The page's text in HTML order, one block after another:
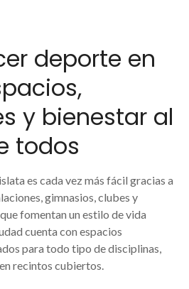
deporte en
y bienestar al
todos
es cada vez más fácil gracias a
gimnasios, clubes y
fomentan un estilo de vida
cuenta con espacios
para todo tipo de disciplinas,
recintos cubiertos.